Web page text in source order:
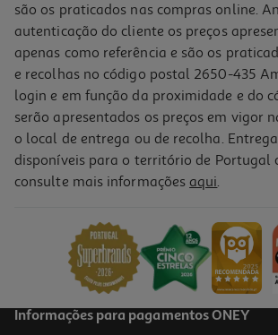
são os praticados nas compras online.
autenticação do cliente os preços
apenas como referência e são os
e recolhas no código postal 2650-435
login e em função da proximidade e do
serão apresentados os preços em vigor
o local de entrega ou de recolha.
disponíveis para o território de Portugal
consulte mais informações aqui.
Informações para pagamentos ONEY